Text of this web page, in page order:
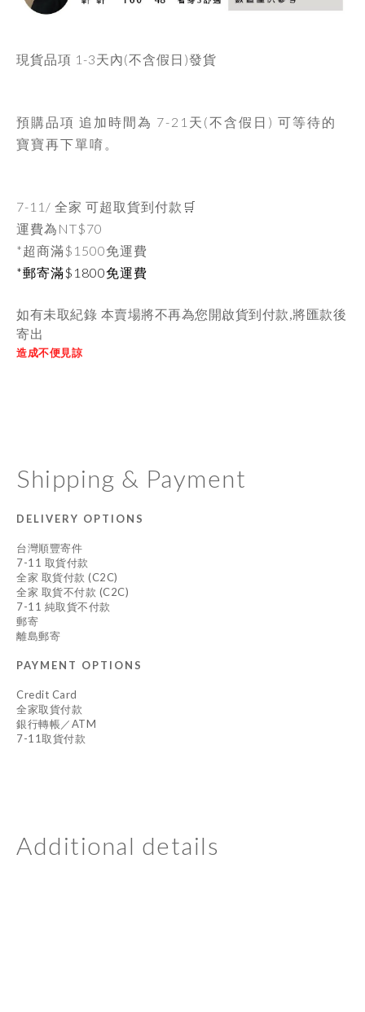
現貨品項 1-3天內(不含假日)發貨
預購品項 追加時間為 7-21天 (不含假日) 可等待的
寶寶再下單唷。
7-11/ 全家 可超取貨到付款🛒
運費為 NT$70
*超商滿$1500免運費
*郵寄滿$1800免運費
如有未取紀錄 本賣場將不再為您開啟貨到付款,將匯款後
寄出
造成不便見諒
Shipping & Payment
DELIVERY OPTIONS
台灣順豐寄件
7-11 取貨付款
全家 取貨付款 (C2C)
全家 取貨不付款 (C2C)
7-11 純取貨不付款
郵寄
離島郵寄
PAYMENT OPTIONS
Credit Card
全家取貨付款
銀行轉帳／ATM
7-11取貨付款
Additional details